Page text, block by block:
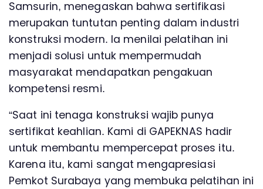
Samsurin, menegaskan bahwa sertifikasi
merupakan tuntutan penting dalam industri
konstruksi modern. Ia menilai pelatihan ini
menjadi solusi untuk mempermudah
masyarakat mendapatkan pengakuan
kompetensi resmi.
“Saat ini tenaga konstruksi wajib punya
sertifikat keahlian. Kami di GAPEKNAS hadir
untuk membantu mempercepat proses itu.
Karena itu, kami sangat mengapresiasi
Pemkot Surabaya yang membuka pelatihan ini